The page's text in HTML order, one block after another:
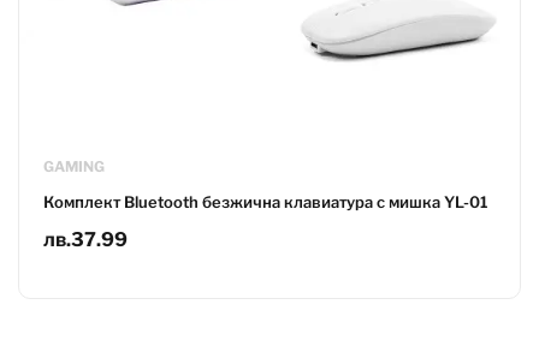
GAMING
Комплект Bluetooth безжична клавиатура с мишка YL-01
лв.37.99